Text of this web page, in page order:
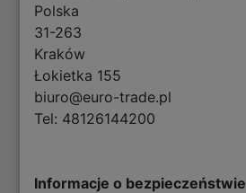
Polska
31-263
Kraków
Łokietka 155
biuro@euro-trade.pl
Tel: 48126144200
Informacje o bezpieczeństwie